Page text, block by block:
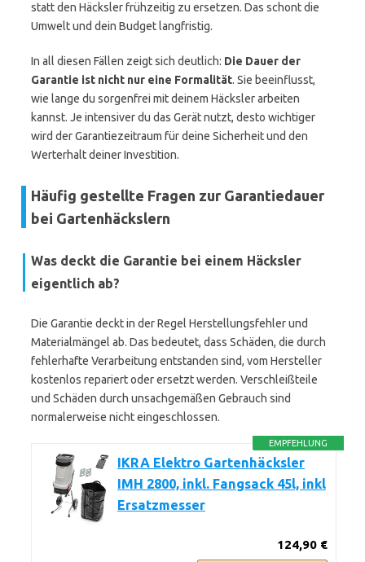
statt den Häcksler frühzeitig zu ersetzen. Das schont die
Umwelt und dein Budget langfristig.
In all diesen Fällen zeigt sich deutlich: Die Dauer der
Garantie ist nicht nur eine Formalität. Sie beeinflusst,
wie lange du sorgenfrei mit deinem Häcksler arbeiten
kannst. Je intensiver du das Gerät nutzt, desto wichtiger
wird der Garantiezeitraum für deine Sicherheit und den
Werterhalt deiner Investition.
Häufig gestellte Fragen zur Garantiedauer
bei Gartenhäckslern
Was deckt die Garantie bei einem Häcksler
eigentlich ab?
Die Garantie deckt in der Regel Herstellungsfehler und
Materialmängel ab. Das bedeutet, dass Schäden, die durch
fehlerhafte Verarbeitung entstanden sind, vom Hersteller
kostenlos repariert oder ersetzt werden. Verschleißteile
und Schäden durch unsachgemäßen Gebrauch sind
normalerweise nicht eingeschlossen.
EMPFEHLUNG
IKRA Elektro Gartenhäcksler
IMH 2800, inkl. Fangsack 45l, inkl
Ersatzmesser
124,90 €